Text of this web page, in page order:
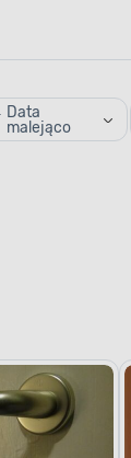
Data
malejąco